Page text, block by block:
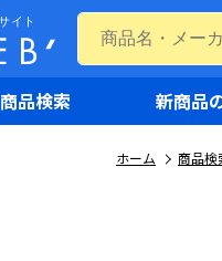
商品検索 新商品
ホーム 商品検